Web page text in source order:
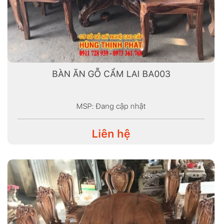
BÀN ĂN GỖ CẨM LAI BA003
MSP: Đang cập nhật
Liên hệ